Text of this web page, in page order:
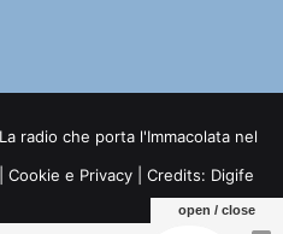
radio che porta l'Immacolata nel
Cookie e Privacy | Credits: Digife
open / close